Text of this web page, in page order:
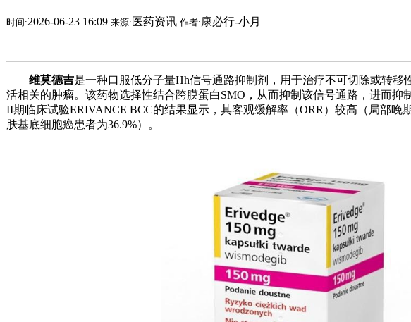
时间:2026-06-23 16:09 来源: 医药资讯 作者: 康必行-小月
维莫德吉是一种口服低分子量Hh信号通路抑制剂，用于治疗不可切除或转移
活相关的肿瘤。该药物选择性结合跨膜蛋白SMO，从而抑制该信号通路，进而抑
II期临床试验ERIVANCE BCC的结果显示，其客观缓解率（ORR）较高（局部晚
肤基底细胞癌患者为36.9%）。